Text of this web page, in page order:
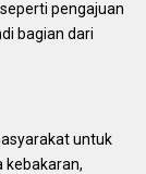
pengajuan
bagian dari
untuk
kebakaran,